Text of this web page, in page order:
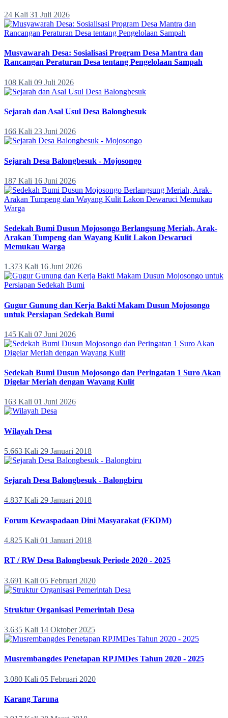
24 Kali 31 Juli 2026
Musyawarah Desa: Sosialisasi Program Desa Mantra dan
Rancangan Peraturan Desa tentang Pengelolaan Sampah
108 Kali 09 Juli 2026
Sejarah dan Asal Usul Desa Balongbesuk
166 Kali 23 Juni 2026
Sejarah Desa Balongbesuk - Mojosongo
187 Kali 16 Juni 2026
Sedekah Bumi Dusun Mojosongo Berlangsung Meriah, Arak-
Arakan Tumpeng dan Wayang Kulit Lakon Dewaruci
Memukau Warga
1.373 Kali 16 Juni 2026
Gugur Gunung dan Kerja Bakti Makam Dusun Mojosongo
untuk Persiapan Sedekah Bumi
145 Kali 07 Juni 2026
Sedekah Bumi Dusun Mojosongo dan Peringatan 1 Suro Akan
Digelar Meriah dengan Wayang Kulit
163 Kali 01 Juni 2026
Wilayah Desa
5.663 Kali 29 Januari 2018
Sejarah Desa Balongbesuk - Balongbiru
4.837 Kali 29 Januari 2018
Forum Kewaspadaan Dini Masyarakat (FKDM)
4.825 Kali 01 Januari 2018
RT / RW Desa Balongbesuk Periode 2020 - 2025
3.691 Kali 05 Februari 2020
Struktur Organisasi Pemerintah Desa
3.635 Kali 14 Oktober 2025
Musrembangdes Penetapan RPJMDes Tahun 2020 - 2025
3.080 Kali 05 Februari 2020
Karang Taruna